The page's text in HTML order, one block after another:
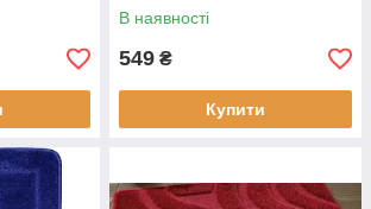
В наявності
549 ₴
Купити